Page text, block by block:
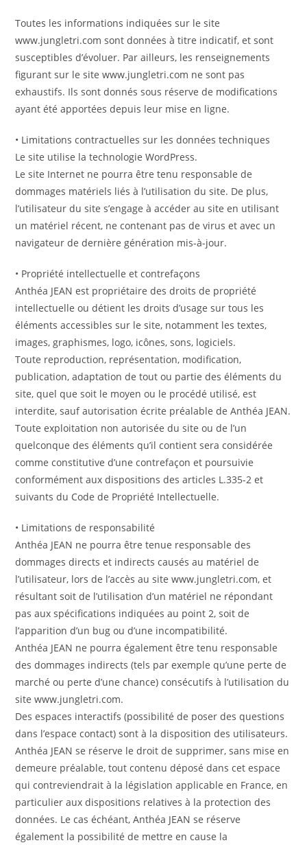
Toutes les informations indiquées sur le site
www.jungletri.com sont données à titre indicatif, et sont
susceptibles d’évoluer. Par ailleurs, les renseignements
figurant sur le site www.jungletri.com ne sont pas
exhaustifs. Ils sont donnés sous réserve de modifications
ayant été apportées depuis leur mise en ligne.
• Limitations contractuelles sur les données techniques
Le site utilise la technologie WordPress.
Le site Internet ne pourra être tenu responsable de
dommages matériels liés à l’utilisation du site. De plus,
l’utilisateur du site s’engage à accéder au site en utilisant
un matériel récent, ne contenant pas de virus et avec un
navigateur de dernière génération mis-à-jour.
• Propriété intellectuelle et contrefaçons
Anthéa JEAN est propriétaire des droits de propriété
intellectuelle ou détient les droits d’usage sur tous les
éléments accessibles sur le site, notamment les textes,
images, graphismes, logo, icônes, sons, logiciels.
Toute reproduction, représentation, modification,
publication, adaptation de tout ou partie des éléments du
site, quel que soit le moyen ou le procédé utilisé, est
interdite, sauf autorisation écrite préalable de Anthéa JEAN.
Toute exploitation non autorisée du site ou de l’un
quelconque des éléments qu’il contient sera considérée
comme constitutive d’une contrefaçon et poursuivie
conformément aux dispositions des articles L.335-2 et
suivants du Code de Propriété Intellectuelle.
• Limitations de responsabilité
Anthéa JEAN ne pourra être tenue responsable des
dommages directs et indirects causés au matériel de
l’utilisateur, lors de l’accès au site www.jungletri.com, et
résultant soit de l’utilisation d’un matériel ne répondant
pas aux spécifications indiquées au point 2, soit de
l’apparition d’un bug ou d’une incompatibilité.
Anthéa JEAN ne pourra également être tenu responsable
des dommages indirects (tels par exemple qu’une perte de
marché ou perte d’une chance) consécutifs à l’utilisation du
site www.jungletri.com.
Des espaces interactifs (possibilité de poser des questions
dans l’espace contact) sont à la disposition des utilisateurs.
Anthéa JEAN se réserve le droit de supprimer, sans mise en
demeure préalable, tout contenu déposé dans cet espace
qui contreviendrait à la législation applicable en France, en
particulier aux dispositions relatives à la protection des
données. Le cas échéant, Anthéa JEAN se réserve
également la possibilité de mettre en cause la